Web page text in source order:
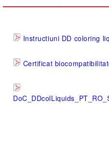
Instructiuni DD coloring
Certificat